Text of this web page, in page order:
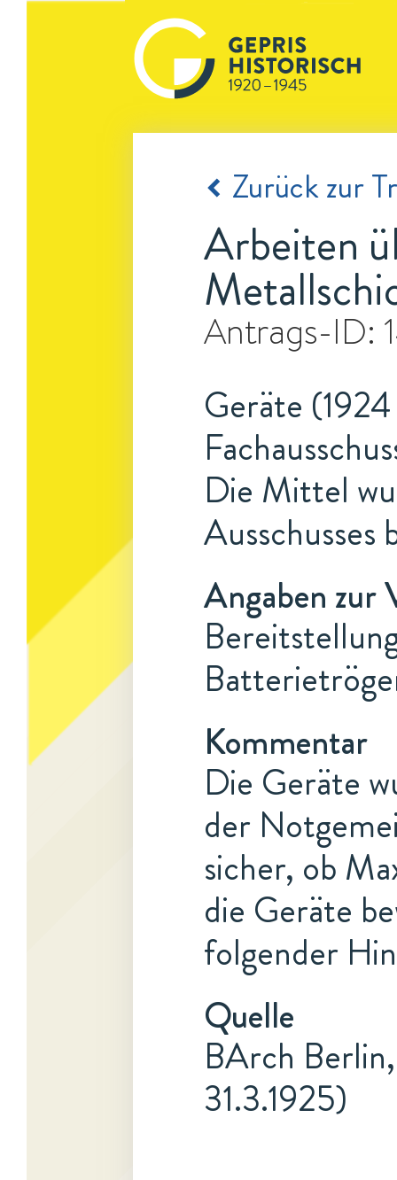
Zurück zur
Arbeiten
Antrags-ID:
Geräte
Die Mittel
Angaben zur
Kommentar
Die Geräte
der
sicher, ob
die Geräte
folgender
Quelle
BArch
31.3.1925)